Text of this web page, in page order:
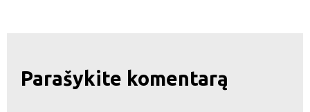
Parašykite komentarą